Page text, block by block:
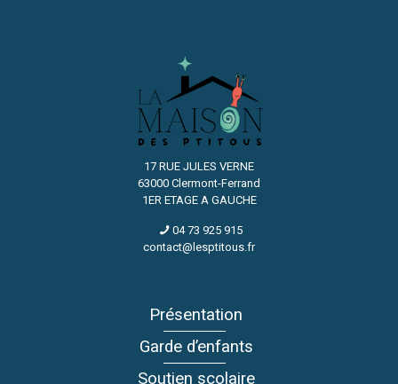
17 RUE JULES VERNE
63000 Clermont-Ferrand
1ER ETAGE A GAUCHE
04 73 925 915
contact@lesptitous.fr
Présentation
Garde d’enfants
Soutien scolaire